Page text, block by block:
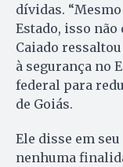
dívidas.
Estado, isso
Caiado
à segurança no
federal para
de Goiás.
Ele disse em
nenhuma